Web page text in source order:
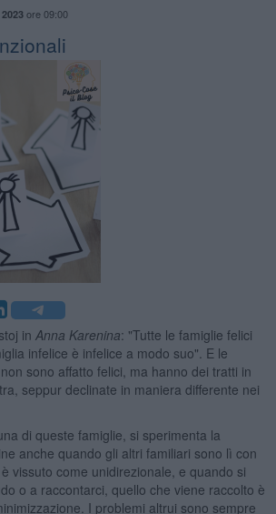
ore 09:00
in Anna Karenina: "Tutte le famiglie felici
infelice è infelice a modo suo". E le
sono affatto felici, ma hanno dei tratti in
seppur declinate in maniera differente nei
di queste famiglie, si sperimenta la
anche quando gli altri familiari sono lì con
vissuto come unidirezionale, e quando si
o a raccontarci, quello che viene raccolto è
I problemi altrui sono sempre